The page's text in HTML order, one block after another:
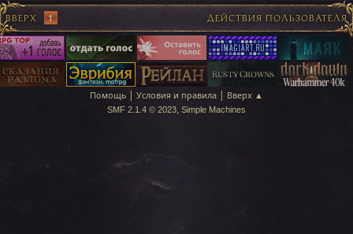
ВВЕРХ 1 ДЕЙСТВИЯ ПОЛЬЗОВАТЕЛЯ
Помощь | Условия и правила | Вверх ▲
SMF 2.1.4 © 2023, Simple Machines